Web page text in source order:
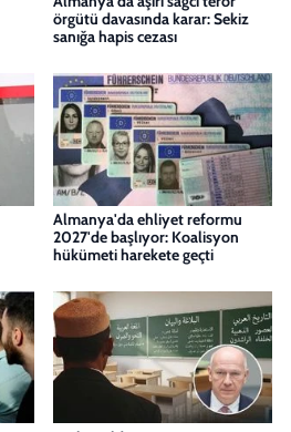
örgütü davasında karar: Sekiz
sanığa hapis cezası
Almanya'da ehliyet reformu
2027'de başlıyor: Koalisyon
hükümeti harekete geçti